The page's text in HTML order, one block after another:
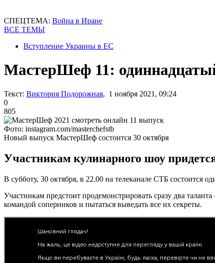
СПЕЦТЕМА: Война в Иране
ВСЕ ТЕМЫ
Вступление Украины в ЕС
МастерШеф 11:
Текст: Виктория Подорожная, 1 ноября 2021, 09:24
0
805
Фото: instagram.com/masterchefstb
Новый выпуск МастерШеф состоится 30 октября
Участникам кулинарного шоу
В субботу, 30 октября, в 22.00 на телеканале СТБ состоится
Участникам предстоит продемонстрировать сразу два
командой соперников и пытаться выведать все их секреты.